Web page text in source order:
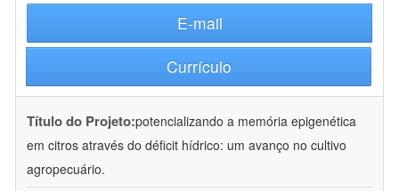
E-mail
Currículo
Título do Projeto:potencializando a memória epigenética
em citros através do déficit hídrico: um avanço no cultivo
agropecuário.